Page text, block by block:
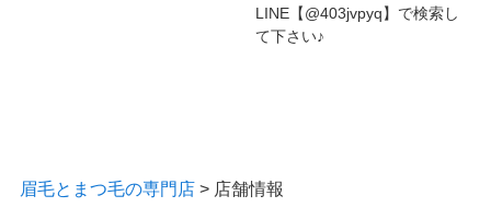
LINE【@403jvpyq】で検索し
て下さい♪
眉毛とまつ毛の専門店> 店舗情報